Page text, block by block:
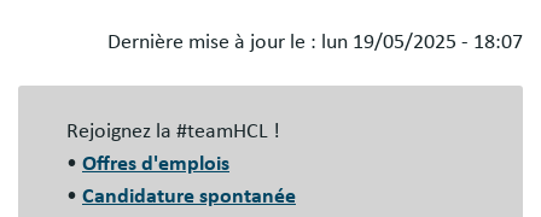
Dernière mise à jour le : lun 19/05/2025 - 18:07
Rejoignez la #teamHCL !
• Offres d'emplois
• Candidature spontanée